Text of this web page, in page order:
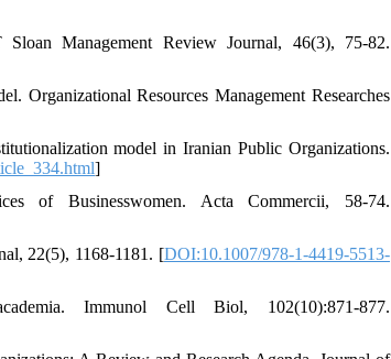
Management Review Journal, 46(3), 75-82.
Resources Management Researches
model in Iranian Public Organizations.
]
of Businesswomen. Acta Commercii, 58-74.
22(5), 1168-1181. [DOI:10.1007/978-1-4419-5513-
Immunol Cell Biol, 102(10):871-877.